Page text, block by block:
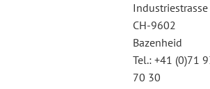
Industriestrasse
CH-9602
Bazenheid
Tel.: +41 (0)71
70 30